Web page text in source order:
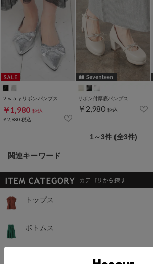
２ｗａｙリボンパンプス
￥1,980 税込
￥2,980税込
リボン付厚底パンプス
￥2,980 税込
1～3件 (全3件)
関連キーワード
トップス
ボトムス